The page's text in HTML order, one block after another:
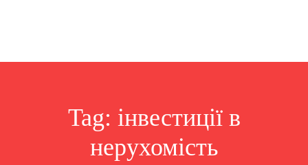
Tag: інвестиції в
нерухомість